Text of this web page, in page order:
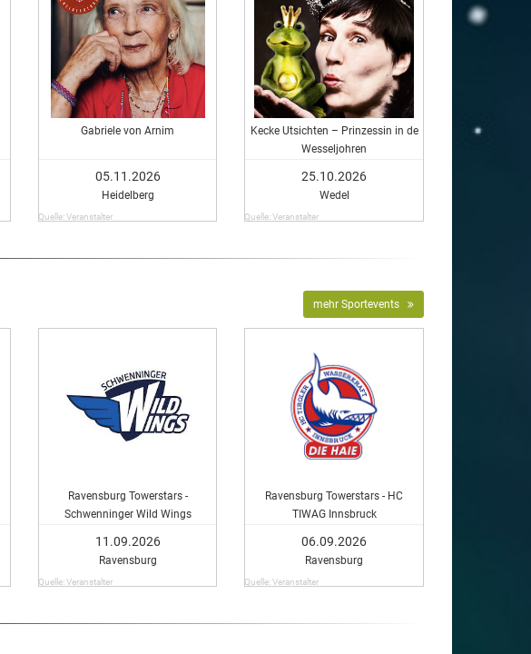
Gabriele von Arnim
05.11.2026
Heidelberg
Quelle: Veranstalter
Kecke Utsichten – Prinzessin in de
Wesseljohren
25.10.2026
Wedel
Quelle: Veranstalter
mehr Sportevents
Ravensburg Towerstars -
Schwenninger Wild Wings
11.09.2026
Ravensburg
Quelle: Veranstalter
Ravensburg Towerstars - HC
TIWAG Innsbruck
06.09.2026
Ravensburg
Quelle: Veranstalter